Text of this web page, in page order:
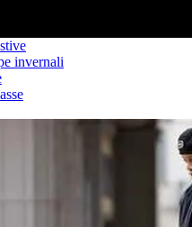
invernali